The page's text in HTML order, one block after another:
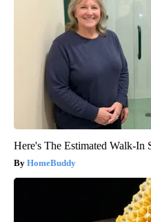
Here's The Estimated Walk-In
HomeBuddy